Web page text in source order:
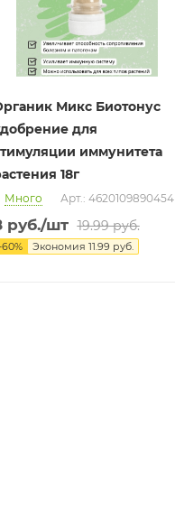
Микс Биотонус
для
иммунитета
18г
Много Арт.: 4620109890454
руб./шт 19.99руб.
60% Экономия 11.99 руб.